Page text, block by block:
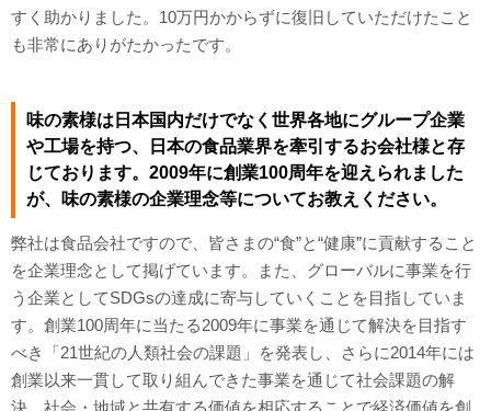
すく助かりました。10万円かからずに復旧していただけたこと
も非常にありがたかったです。
味の素様は日本国内だけでなく世界各地にグループ企業
や工場を持つ、日本の食品業界を牽引するお会社様と存
じております。2009年に創業100周年を迎えられました
が、味の素様の企業理念等についてお教えください。
弊社は食品会社ですので、皆さまの“食”と“健康”に貢献すること
を企業理念として掲げています。また、グローバルに事業を行
う企業としてSDGsの達成に寄与していくことを目指していま
す。創業100周年に当たる2009年に事業を通じて解決を目指す
べき「21世紀の人類社会の課題」を発表し、さらに2014年には
創業以来一貫して取り組んできた事業を通じて社会課題の解
決、社会・地域と共有する価値を相応することで経済価値を創